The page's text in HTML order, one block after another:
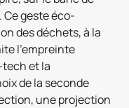
geste éco-
des déchets, à la
l’empreinte
et la
de la seconde
une projection